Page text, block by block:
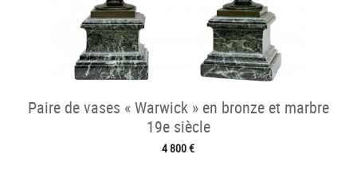
Paire de vases « Warwick » en bronze et marbre
19e siècle
4 800 €